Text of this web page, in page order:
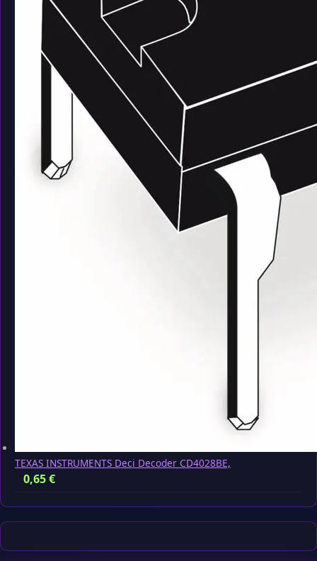
TEXAS INSTRUMENTS Deci Decoder CD4028BE,
0,65€